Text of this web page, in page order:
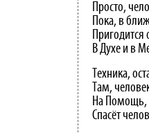
Просто,
Пока, в
Пригодится
В Духе и в
Техника,
Там,
На Помощь,
Спасёт